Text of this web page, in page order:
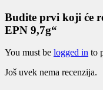
Budite prvi koji će
EPN 9,7g“
You must be logged in to
Još uvek nema recenzija.